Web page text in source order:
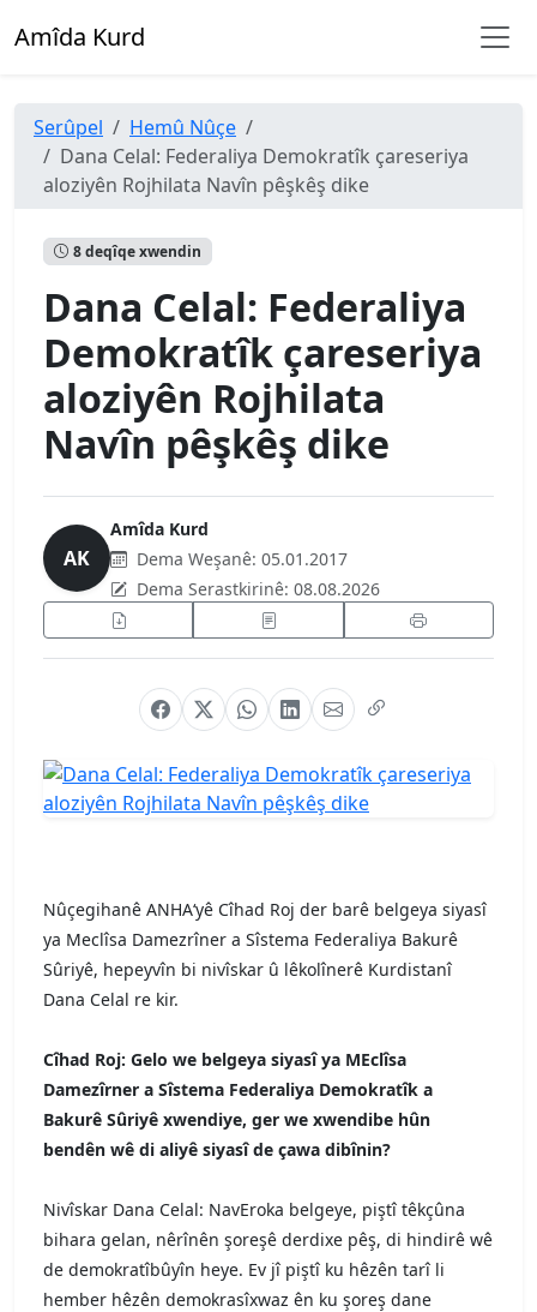
Amîda Kurd
Serûpel
Hemû Nûçe
Dana Celal: Federaliya Demokratîk çareseriya
aloziyên Rojhilata Navîn pêşkêş dike
8 deqîqe xwendin
Dana Celal: Federaliya
Demokratîk çareseriya
aloziyên Rojhilata
Navîn pêşkêş dike
AK
Amîda Kurd
Dema Weşanê: 05.01.2017
Dema Serastkirinê: 08.08.2026
Nûçegihanê ANHA‘yê Cîhad Roj der barê belgeya siyasî
ya Meclîsa Damezrîner a Sîstema Federaliya Bakurê
Sûriyê, hepeyvîn bi nivîskar û lêkolînerê Kurdistanî
Dana Celal re kir.
Cîhad Roj: Gelo we belgeya siyasî ya MEclîsa
Damezîrner a Sîstema Federaliya Demokratîk a
Bakurê Sûriyê xwendiye, ger we xwendibe hûn
bendên wê di aliyê siyasî de çawa dibînin?
Nivîskar Dana Celal: NavEroka belgeye, piştî têkçûna
bihara gelan, nêrînên şoreşê derdixe pêş, di hindirê wê
de demokratîbûyîn heye. Ev jî piştî ku hêzên tarî li
hember hêzên demokrasîxwaz ên ku şoreş dane